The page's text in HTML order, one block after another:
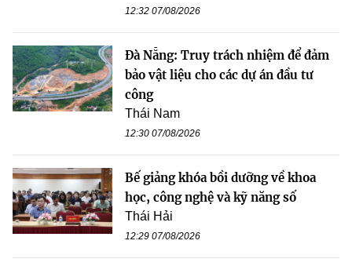
12:32 07/08/2026
Đà Nẵng: Truy trách nhiệm để đảm
bảo vật liệu cho các dự án đầu tư
công
Thái Nam
12:30 07/08/2026
Bế giảng khóa bồi dưỡng về khoa
học, công nghệ và kỹ năng số
Thái Hải
12:29 07/08/2026